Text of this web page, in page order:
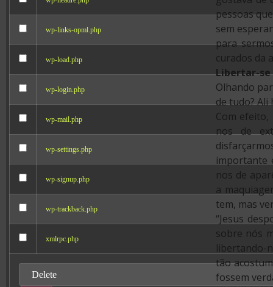
wp-links-opml.php
wp-load.php
wp-login.php
wp-mail.php
wp-settings.php
wp-signup.php
wp-trackback.php
xmlrpc.php
pessoas
sem
para
curados da
Libertar-se
Olhando
de tudo? Ali
Com efeito,
nos de
importante
nos de
a
tem, mas
“Jesus
sobre nós
libertando-
tão
fossem